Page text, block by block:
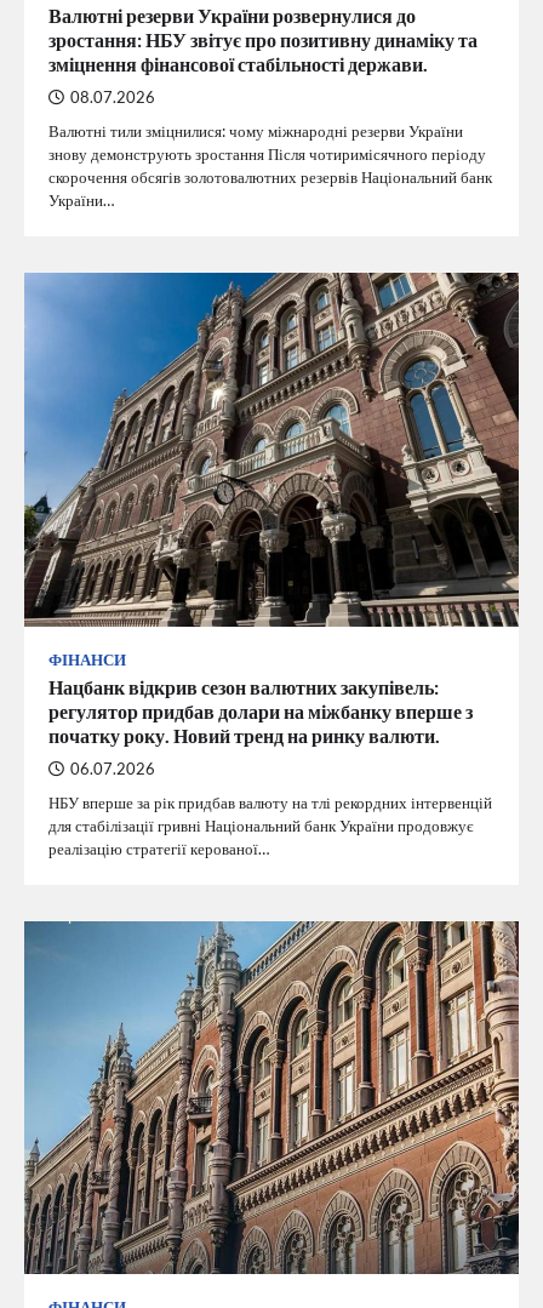
Валютні резерви України розвернулися до
зростання: НБУ звітує про позитивну динаміку та
зміцнення фінансової стабільності держави.
08.07.2026
Валютні тили зміцнилися: чому міжнародні резерви України
знову демонструють зростання Після чотиримісячного періоду
скорочення обсягів золотовалютних резервів Національний банк
України…
ФІНАНСИ
Нацбанк відкрив сезон валютних закупівель:
регулятор придбав долари на міжбанку вперше з
початку року. Новий тренд на ринку валюти.
06.07.2026
НБУ вперше за рік придбав валюту на тлі рекордних інтервенцій
для стабілізації гривні Національний банк України продовжує
реалізацію стратегії керованої…